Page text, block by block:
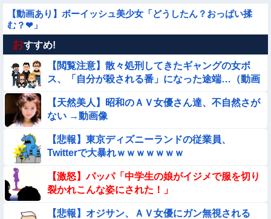
【動画あり】ボーイッシュ美少女「どうしたん？おっぱい揉
む？❤」
【朗報】メンヘラ女の子、可愛すぎると話題にｗｗｗｗｗｗｗ
ｗｗｗｗ
【動画】ロシアの少年、姉（14）の水着姿に勃起してしまうｗ
ｗｗｗｗｗ
【動画】野犬の群れに襲われた男性、とんでもない方法で制圧
するｗｗｗｗｗｗｗ
【動画】白人「日本で一番美味い食べ物はこれな、試してみ
ろ！飛ぶぞ」
【画像】女さん「彼氏が強制わいせつで捕まって謝罪の手紙が
来た」ﾊﾟｼｬｯ
【要審議】４歳娘が描いたママのお尻ｗｗｗｗｗ【画像】
おすすめ!
【閲覧注意】散々処刑してきたギャングの女ボ
ス、「自分が殺される番」になった途端…（動画
【天然美人】昭和のＡＶ女優さん達、不自然さが
ない →動画像
【悲報】東京ディズニーランドの従業員、
Twitterで大暴れｗｗｗｗｗｗｗ
【激怒】パッパ「中学生の娘がイジメで服を切り
裂かれこんな姿にされた！」
【悲報】オジサン、ＡＶ女優にガン無視される